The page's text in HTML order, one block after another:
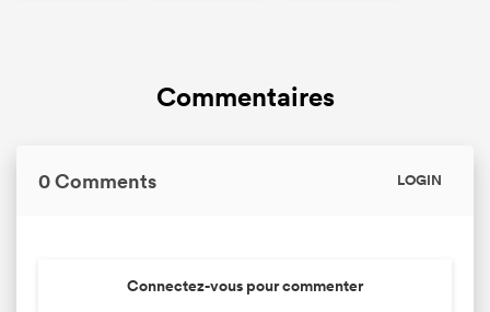
Commentaires
0 Comments LOGIN
Connectez-vous pour commenter